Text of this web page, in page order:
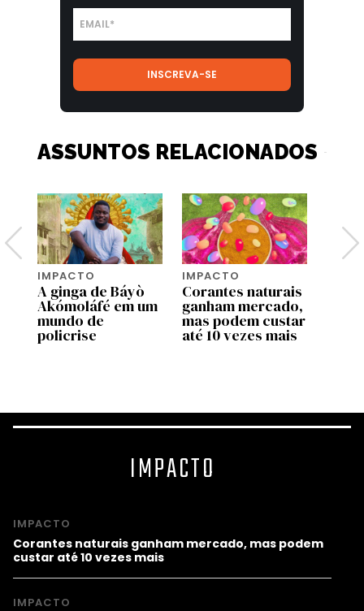
ASSUNTOS RELACIONADOS
IMPACTO
A ginga de Báyò
Akómoláfé em um
mundo de
policrise
IMPACTO
Corantes naturais
ganham mercado,
mas podem custar
até 10 vezes mais
IMPACTO
IMPACTO
Corantes naturais ganham mercado, mas podem
custar até 10 vezes mais
IMPACTO